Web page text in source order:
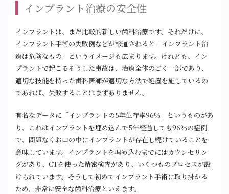
インプラント治療の安全性
インプラントは、まだ比較的新しい歯科治療です。それだけに、
インプラント手術の失敗例などが報道されると「インプラント治
療は危険なもの」というイメージも広まります。けれども、イン
プラントで起こるそうした事故は、治療全体のごく一部であり、
適切な技能を持った歯科医師が適切な方法で処置を施しているの
であれば、失敗することはまずありません。
有名なデータに「インプラントの5年生存率96％」というものがあ
り、これはインプラントを埋め込んで5年経過しても96％の症例
で、問題なくお口の中にインプラントが存在し続けていることを
意味しています。インプラントを埋め込むまでにはカウンセリン
グがあり、CTを使った精密検査があり、いくつものプロセスが設
けられています。そうして初めてインプラント手術に取り掛かる
ため、非常に安全な歯科治療といえます。